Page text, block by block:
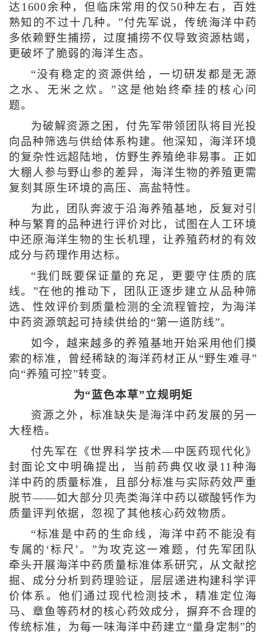
达1600余种，但临床常用的仅50种左右，百姓
熟知的不过十几种。”付先军说，传统海洋中药
多依赖野生捕捞，过度捕捞不仅导致资源枯竭，
更破坏了脆弱的海洋生态。
“没有稳定的资源供给，一切研发都是无源
之水、无米之炊。”这是他始终牵挂的核心问
题。
为破解资源之困，付先军带领团队将目光投
向品种筛选与供给体系构建。他深知，海洋环境
的复杂性远超陆地，仿野生养殖绝非易事。正如
大棚人参与野山参的差异，海洋生物的养殖更需
复刻其原生环境的高压、高盐特性。
为此，团队奔波于沿海养殖基地，反复对引
种与繁育的品种进行评价对比，试图在人工环境
中还原海洋生物的生长机理，让养殖药材的有效
成分与药理作用达标。
“我们既要保证量的充足，更要守住质的底
线。”在他的推动下，团队正逐步建立从品种筛
选、性效评价到质量检测的全流程管控，为海洋
中药资源筑起可持续供给的“第一道防线”。
如今，越来越多的养殖基地开始采用他们摸
索的标准，曾经稀缺的海洋药材正从“野生难寻”
向“养殖可控”转变。
为“蓝色本草”立规明矩
资源之外，标准缺失是海洋中药发展的另一
大桎梏。
付先军在《世界科学技术—中医药现代化》
封面论文中明确提出，当前药典仅收录11种海
洋中药的质量标准，且部分标准与实际药效严重
脱节——如大部分贝壳类海洋中药以碳酸钙作为
质量评判依据，忽视了其他核心药效物质。
“标准是中药的生命线，海洋中药不能没有
专属的‘标尺’。”为攻克这一难题，付先军团队
牵头开展海洋中药质量标准体系研究，从文献挖
掘、成分分析到药理验证，层层递进构建科学评
价体系。他们通过现代检测技术，精准定位海
马、章鱼等药材的核心药效成分，摒弃不合理的
传统标准，为每一味海洋中药建立“量身定制”的